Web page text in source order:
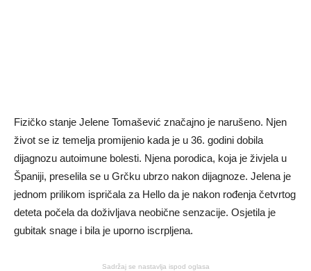
Fizičko stanje Jelene Tomašević značajno je narušeno. Njen
život se iz temelja promijenio kada je u 36. godini dobila
dijagnozu autoimune bolesti. Njena porodica, koja je živjela u
Španiji, preselila se u Grčku ubrzo nakon dijagnoze. Jelena je
jednom prilikom ispričala za Hello da je nakon rođenja četvrtog
deteta počela da doživljava neobične senzacije. Osjetila je
gubitak snage i bila je uporno iscrpljena.
Sadržaj se nastavlja ispod oglasa